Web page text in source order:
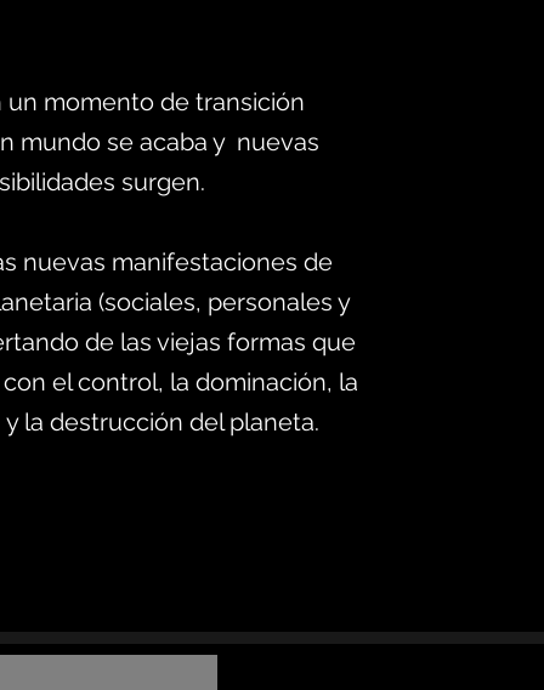
un momento de transición
mundo se acaba y nuevas
surgen.
nuevas manifestaciones de
(sociales, personales y
de las viejas formas que
el control, la dominación, la
la destrucción del planeta.